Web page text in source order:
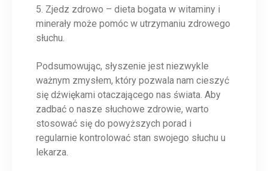
5. Zjedz zdrowo – dieta bogata w witaminy i
minerały może pomóc w utrzymaniu zdrowego
słuchu.
Podsumowując, słyszenie jest niezwykle
ważnym zmysłem, który pozwala nam cieszyć
się dźwiękami otaczającego nas świata. Aby
zadbać o nasze słuchowe zdrowie, warto
stosować się do powyższych porad i
regularnie kontrolować stan swojego słuchu u
lekarza.